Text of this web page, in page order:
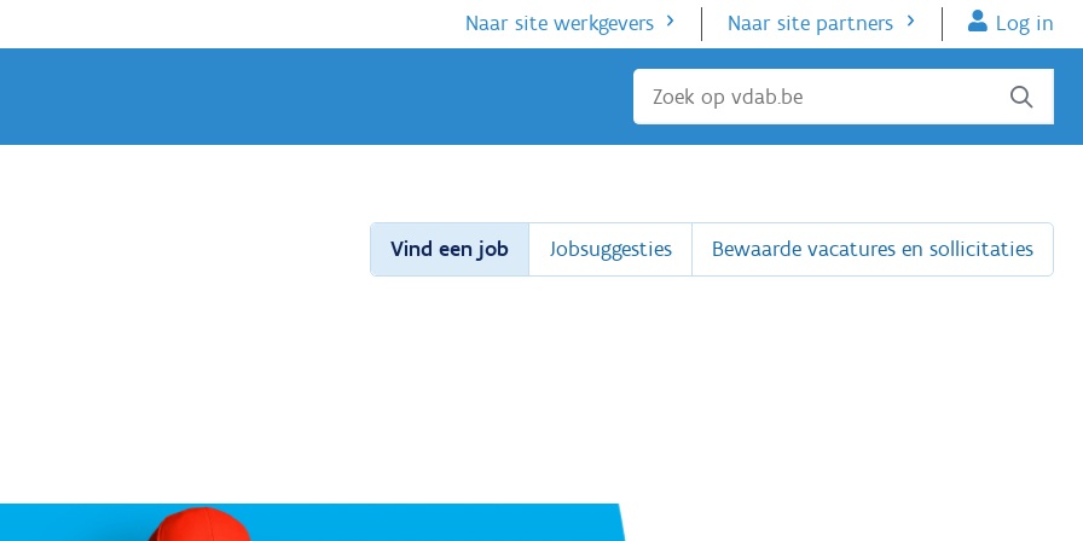
Naar site werkgevers Naar site partners Log in
Sluiten
Vind een job Jobsuggesties Bewaarde vacatures en sollicitaties